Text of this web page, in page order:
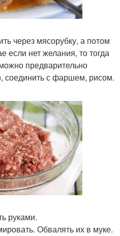
через мясорубку, а потом
если нет желания, то тогда
предварительно
соединить с фаршем, рисом.
руками.
Обвалять их в муке.